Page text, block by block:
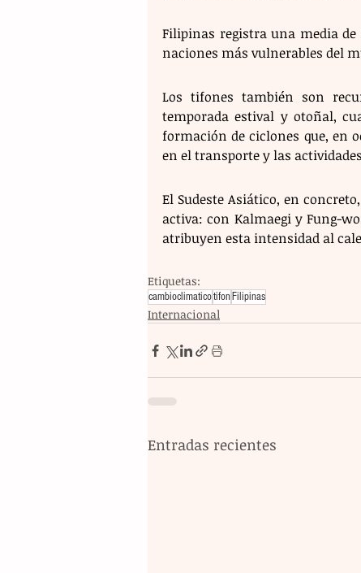
Filipinas registra una media
naciones más vulnerables del
Los tifones también son
temporada estival y otoñal,
formación de ciclones que, en
en el transporte y las
El Sudeste Asiático, en
activa: con Kalmaegi y Fung-
atribuyen esta intensidad al
Etiquetas:
cambioclimaticotifonFilipinas
Internacional
Entradas recientes